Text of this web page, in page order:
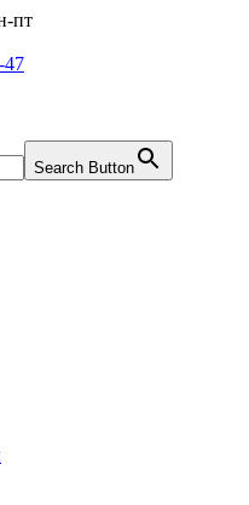
пт
47
Search Button